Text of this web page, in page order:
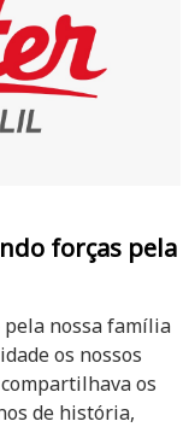
forças pela
nossa família
os nossos
os
de história,